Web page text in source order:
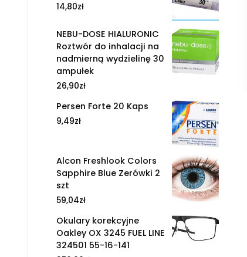
14,80zł
NEBU-DOSE HIALURONIC
Roztwór do inhalacji na
nadmierną wydzielinę 30
ampułek
26,90zł
Persen Forte 20 Kaps
9,49zł
Alcon Freshlook Colors
Sapphire Blue Zerówki 2
szt
59,04zł
Okulary korekcyjne
Oakley OX 3245 FUEL LINE
324501 55-16-141